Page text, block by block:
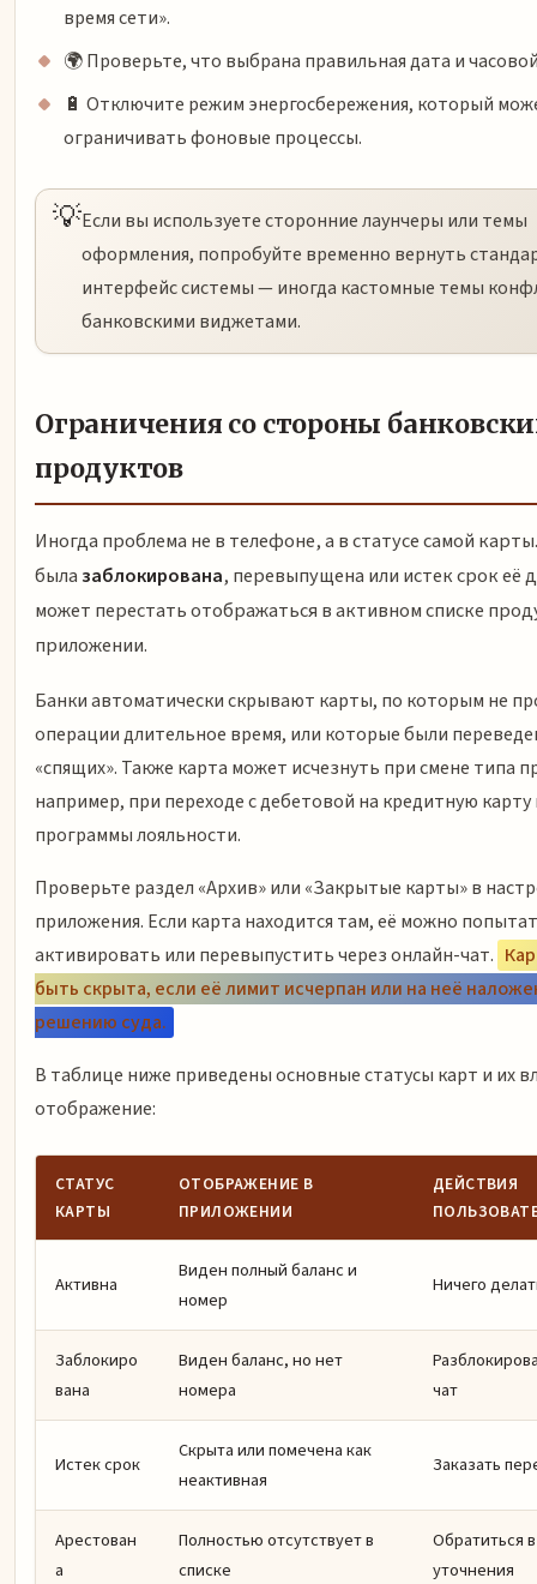
время сети».
🌍 Проверьте, что выбрана правильная дата и
🔋 Отключите режим энергосбережения, который
ограничивать фоновые процессы.
💡Если вы используете сторонние лаунчеры или темы
оформления, попробуйте временно вернуть
интерфейс системы — иногда кастомные темы
банковскими виджетами.
Ограничения со стороны
продуктов
Иногда проблема не в телефоне, а в статусе самой
была заблокирована, перевыпущена или истек срок её
может перестать отображаться в активном списке
приложении.
Банки автоматически скрывают карты, по которым не
операции длительное время, или которые были
«спящих». Также карта может исчезнуть при смене типа
например, при переходе с дебетовой на кредитную карту
программы лояльности.
Проверьте раздел «Архив» или «Закрытые карты» в
приложения. Если карта находится там, её можно
активировать или перевыпустить через онлайн-чат.
быть скрыта, если её лимит исчерпан или на неё
решению суда.
В таблице ниже приведены основные статусы карт и их
отображение:
СТАТУС
КАРТЫ
ОТОБРАЖЕНИЕ В
ПРИЛОЖЕНИИ
ДЕЙСТВИЯ
Активна
Виден полный баланс и
номер
Ничего
Заблокиро
вана
Виден баланс, но нет
номера
чат
Истек срок
Скрыта или помечена как
неактивная
Заказать
Арестован
а
Полностью отсутствует в
списке
Обратиться
уточнения